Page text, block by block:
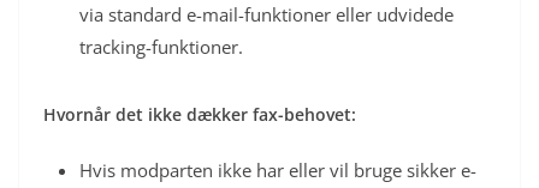
via standard e-mail-funktioner eller udvidede
tracking-funktioner.
Hvornår det ikke dækker fax-behovet:
Hvis modparten ikke har eller vil bruge sikker e-